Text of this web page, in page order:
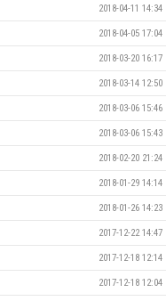
2018-04-11 14:34
2018-04-05 17:04
2018-03-20 16:17
2018-03-14 12:50
2018-03-06 15:46
2018-03-06 15:43
2018-02-20 21:24
2018-01-29 14:14
2018-01-26 14:23
2017-12-22 14:47
2017-12-18 12:14
2017-12-18 12:04